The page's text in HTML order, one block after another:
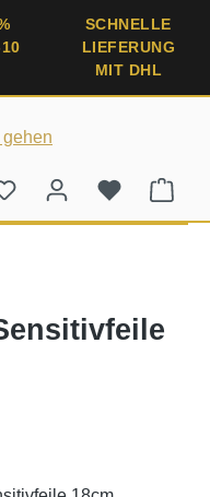
SCHNELLE
LIEFERUNG
MIT DHL